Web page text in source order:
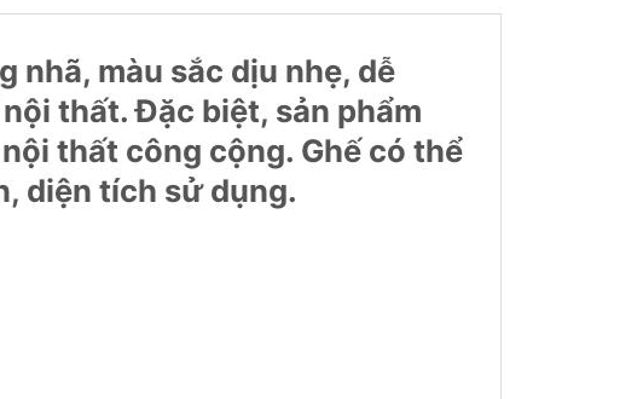
nhã, màu sắc dịu nhẹ, dễ
thất. Đặc biệt, sản phẩm
thất công cộng. Ghế có thể
diện tích sử dụng.